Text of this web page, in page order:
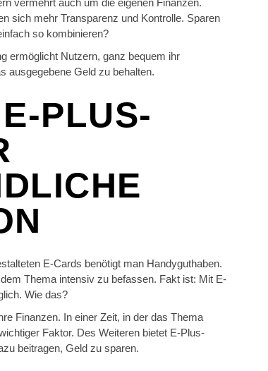
vermehrt auch um die eigenen Finanzen.
sich mehr Transparenz und Kontrolle. Sparen
so kombinieren?
ermöglicht Nutzern, ganz bequem ihr
ausgegebene Geld zu behalten.
PLUS-
E-Cards benötigt man Handyguthaben.
Thema intensiv zu befassen. Fakt ist: Mit E-
Wie das?
Finanzen. In einer Zeit, in der das Thema
Faktor. Des Weiteren bietet E-Plus-
beitragen, Geld zu sparen.